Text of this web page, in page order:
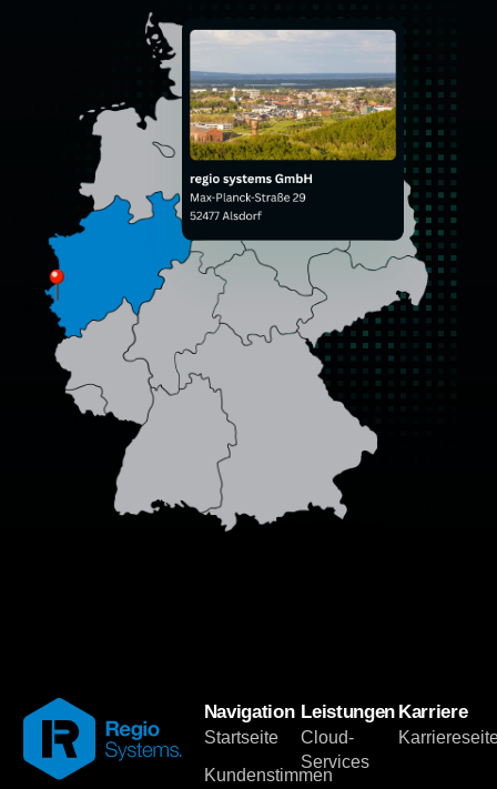
Navigation
Startseite
Kundenstimmen
Leistungen
Cloud-
Services
Karriere